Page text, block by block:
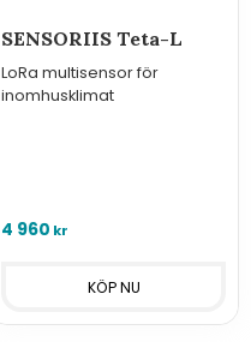
SENSORIIS Teta-L
LoRa multisensor för
inomhusklimat
4 960 kr